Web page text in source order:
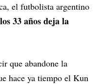
el futbolista argentino
33 años deja la
que abandone la
hace ya tiempo el Kun